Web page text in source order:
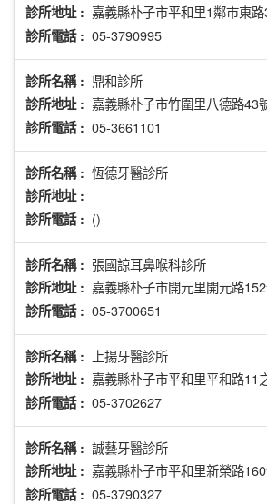
診所地址 : 嘉義縣朴子市平和里1鄰市東
診所電話 : 05-3790995
診所名稱 : 鼎和診所
診所地址 : 嘉義縣朴子市竹圍里八德路43
診所電話 : 05-3661101
診所名稱 : 恆德牙醫診所
診所地址 :
診所電話 : ()
診所名稱 : 張國諒耳鼻喉科診所
診所地址 : 嘉義縣朴子市開元里開元路
診所電話 : 05-3700651
診所名稱 : 上揚牙醫診所
診所地址 : 嘉義縣朴子市平和里平和路11
診所電話 : 05-3702627
診所名稱 : 誠藝牙醫診所
診所地址 : 嘉義縣朴子市平和里新榮路
診所電話 : 05-3790327